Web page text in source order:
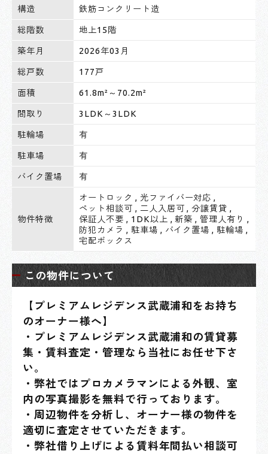
構造 鉄筋コンクリート造
総階数 地上15階
築年月 2026年03月
総戸数 177戸
面積 61.8m²～70.2m²
間取り 3LDK～3LDK
駐輪場 有
駐車場 有
バイク置場 有
物件特徴
オートロック , 光ファイバー対応 ,
ペット相談可 , 二人入居可 ,分譲賃貸 ,
保証人不要 , 1DK以上 , 新築 ,管理人有り ,
防犯カメラ , 駐車場 , バイク置場 , 駐輪場 ,
宅配ボックス
この物件について
【プレミアムレジデンス武蔵浦和をお持ち
のオーナー様へ】
・プレミアムレジデンス武蔵浦和の賃貸募
集・賃料査定・管理なら当社にお任せ下さ
い。
・弊社ではプロカメラマンによる外観、室
内の写真撮影を無料で行っております。
・周辺物件を分析し、オーナー様の物件を
適切に査定させていただきます。
・弊社借り上げによる賃料年間払い相談可